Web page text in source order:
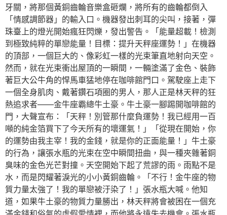
牙關，將那個黃銅齒輪音樂盒砸爛，將所有的齒輪都倒入
「情感調節器」的輸入口。機器發出刺耳的尖叫，接著，彈
珠臺上的燈光開始瘋狂閃爍，發出警告。「能量超載！檢測
到極致純粹的單戀能量！目標：提升天秤座運勢！」在機器
的頂部，一個巨大的、像彩虹一樣的光束筆直地射向天空。
然而，就在光束衝出屋頂的一瞬間，一輛塗滿了金色、裝飾
著巨大公牛角的悍馬車猛地停在咖啡館門口。駕駛座上走下
一個全身肌肉、戴著鑽石項圈的男人，那人正是林天秤的狂
熱追求者——金牛座霸總牛土豪。牛土豪一腳踢開咖啡館的
門，大聲宣布：「天秤！別管那什麼負運勢！我已經用一百
噸的純金箔買下了今天所有的壞運氣！」「從現在開始，你
的運勢由我主宰！我的金錢，就是你的正面能量！」牛土豪
的行為，讓張水瓶的光束在空中瞬間扭曲，與一種夾雜著銅
臭味的金色光芒對撞。天空開始下起了荒謬的雨。雨點不是
水，而是閃耀著淚光的小小黃銅齒輪。「不行！金牛座的物
質力量太強了！我的單戀被汙染了！」張水瓶大喊。他知
道，如果牛土豪的物質力量勝出，林天秤將會被困在一個充